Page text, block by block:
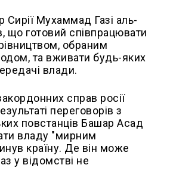
Сирії Мухаммад Газі аль-
що готовий співпрацювати
обраним
та вживати будь-яких
влади.
справ росії
переговорів з
повстанців Башар Асад
владу "мирним
країну. Де він може
у відомстві не